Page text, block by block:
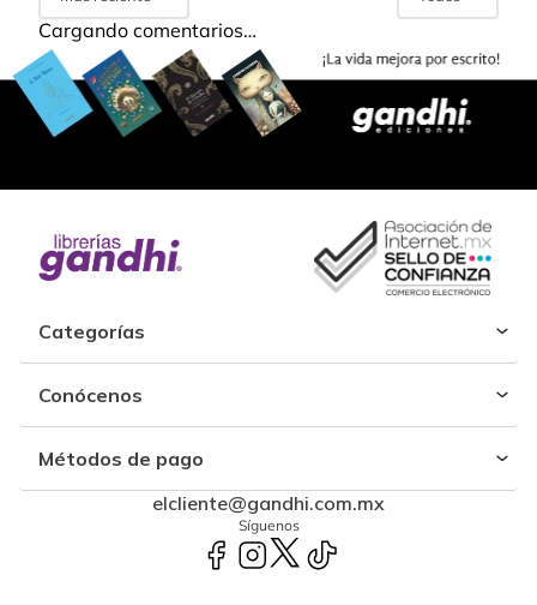
Cargando comentarios…
Categorías
Conócenos
Métodos de pago
elcliente@gandhi.com.mx
Síguenos